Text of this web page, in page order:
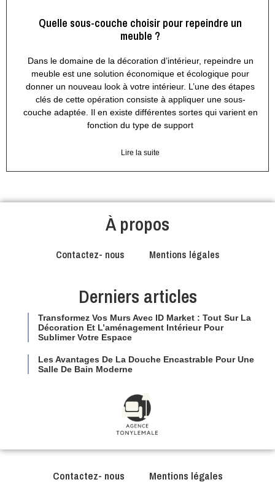
Quelle sous-couche choisir pour repeindre un
meuble ?
Dans le domaine de la décoration d’intérieur, repeindre un
meuble est une solution économique et écologique pour
donner un nouveau look à votre intérieur. L’une des étapes
clés de cette opération consiste à appliquer une sous-
couche adaptée. Il en existe différentes sortes qui varient en
fonction du type de support
Lire la suite
À propos
Contactez- nous Mentions légales
Derniers articles
Transformez Vos Murs Avec ID Market : Tout Sur La
Décoration Et L’aménagement Intérieur Pour
Sublimer Votre Espace
Les Avantages De La Douche Encastrable Pour Une
Salle De Bain Moderne
Contactez- nous Mentions légales